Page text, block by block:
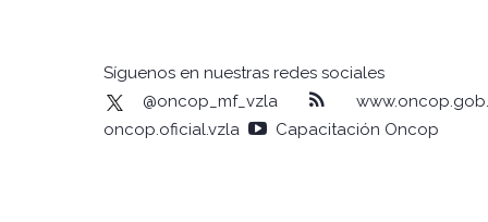
Síguenos en nuestras redes sociales
@oncop_mf_vzla
oncop.oficial.vzla
Capacitación Oncop